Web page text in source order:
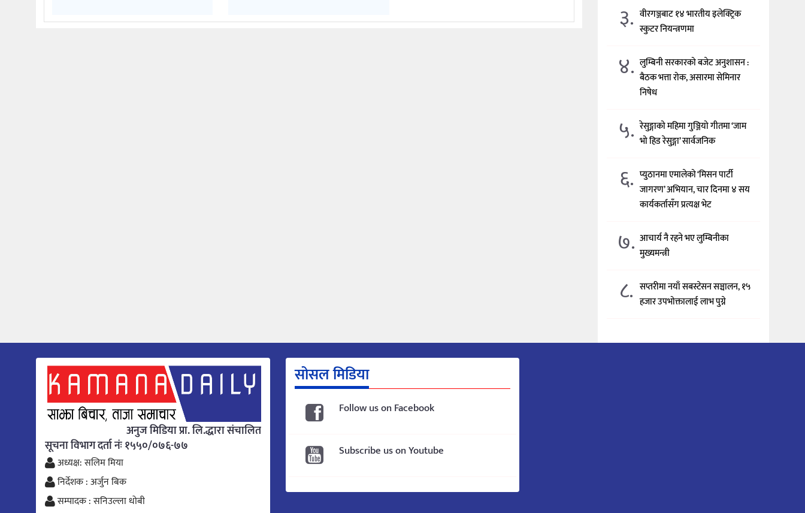
३. वीरगञ्जबाट १४ भारतीय इलेक्ट्रिक
स्कुटर नियन्त्रणमा
४. लुम्बिनी सरकारको बजेट अनुशासन :
बैठक भत्ता रोक, असारमा सेमिनार
निषेध
५. रेसुङ्गाको महिमा गुञ्जियो गीतमा ‘जाम
भो हिड रेसुङ्गा’ सार्वजनिक
६. प्युठानमा एमालेको ‘मिसन पार्टी
जागरण’ अभियान, चार दिनमा ४ सय
कार्यकर्तासँग प्रत्यक्ष भेट
७. आचार्य नै रहने भए लुम्बिनीका
मुख्यमन्त्री
८. सप्तरीमा नयाँ सबस्टेसन सञ्चालन, १५
हजार उपभोक्तालाई लाभ पुग्ने
अनुज मिडिया प्रा. लि.द्धारा संचालित
सूचना विभाग दर्ता नंः १५५०/०७६-७७
अध्यक्ष: सलिम मिया
निर्देशक : अर्जुन बिक
सम्पादक : सनिउल्ला धोबी
सोसल मिडिया
Follow us on Facebook
Subscribe us on Youtube